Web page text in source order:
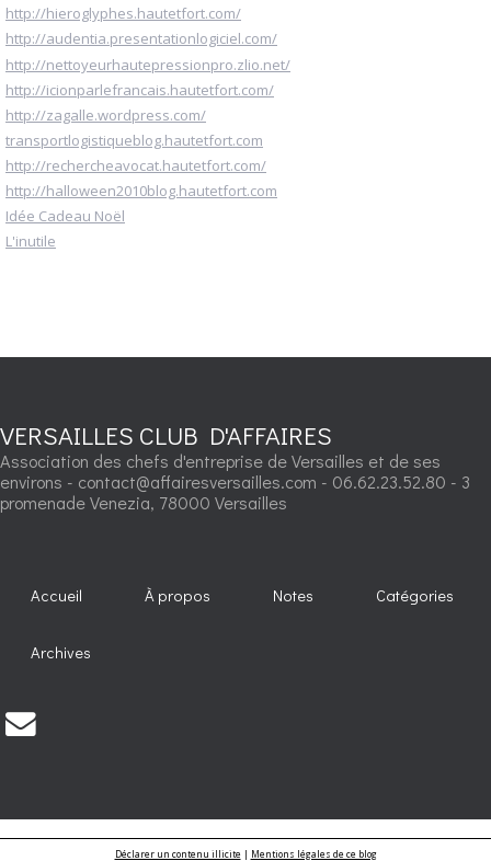
http://hieroglyphes.hautetfort.com/
http://audentia.presentationlogiciel.com/
http://nettoyeurhautepressionpro.zlio.net/
http://icionparlefrancais.hautetfort.com/
http://zagalle.wordpress.com/
transportlogistiqueblog.hautetfort.com
http://rechercheavocat.hautetfort.com/
http://halloween2010blog.hautetfort.com
Idée Cadeau Noël
L'inutile
VERSAILLES CLUB D'AFFAIRES
Association des chefs d'entreprise de Versailles et de ses
environs - contact@affairesversailles.com - 06.62.23.52.80 - 3
promenade Venezia, 78000 Versailles
Accueil À propos Notes Catégories
Archives
Déclarer un contenu illicite| Mentions légales de ce blog